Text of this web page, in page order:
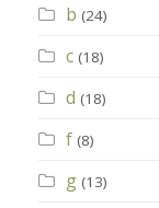
b (24)
c (18)
d (18)
f (8)
g (13)